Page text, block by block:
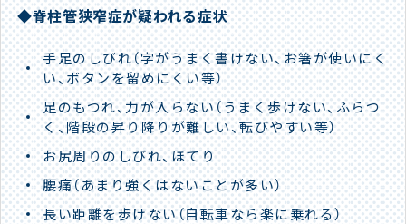
◆脊柱管狭窄症が疑われる症状
手足のしびれ（字がうまく書けない、お箸が使いにく
い、ボタンを留めにくい等）
足のもつれ、力が入らない（うまく歩けない、ふらつ
く、階段の昇り降りが難しい、転びやすい等）
お尻周りのしびれ、ほてり
腰痛（あまり強くはないことが多い）
長い距離を歩けない（自転車なら楽に乗れる）